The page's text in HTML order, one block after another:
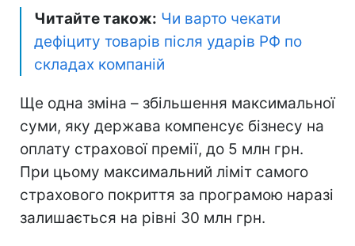
Читайте також: Чи варто чекати
дефіциту товарів після ударів РФ по
складах компаній
Ще одна зміна – збільшення максимальної
суми, яку держава компенсує бізнесу на
оплату страхової премії, до 5 млн грн.
При цьому максимальний ліміт самого
страхового покриття за програмою наразі
залишається на рівні 30 млн грн.